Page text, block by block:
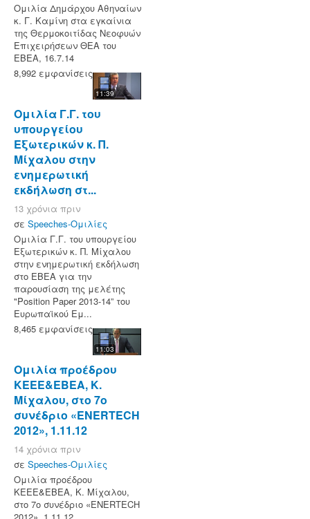
Ομιλία Δημάρχου Αθηναίων
κ. Γ. Καμίνη στα εγκαίνια
της Θερμοκοιτίδας Νεοφυών
Επιχειρήσεων ΘΕΑ του
ΕΒΕΑ, 16.7.14
8,992 εμφανίσεις
11:39
Ομιλία Γ.Γ. του
υπουργείου
Εξωτερικών κ. Π.
Μίχαλου στην
ενημερωτική
εκδήλωση στ...
13 χρόνια πριν
σε Speeches-Ομιλίες
Ομιλία Γ.Γ. του υπουργείου
Εξωτερικών κ. Π. Μίχαλου
στην ενημερωτική εκδήλωση
στο ΕΒΕΑ για την
παρουσίαση της μελέτης
"Position Paper 2013-14” του
Ευρωπαϊκού Εμ...
8,465 εμφανίσεις
11:03
Ομιλία προέδρου
ΚΕΕΕ&ΕΒΕΑ, Κ.
Μίχαλου, στο 7ο
συνέδριο «ENERTECH
2012», 1.11.12
14 χρόνια πριν
σε Speeches-Ομιλίες
Ομιλία προέδρου
ΚΕΕΕ&ΕΒΕΑ, Κ. Μίχαλου,
στο 7ο συνέδριο «ENERTECH